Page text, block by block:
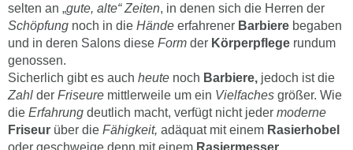
selten an „gute, alte“ Zeiten, in denen sich die Herren der
Schöpfung noch in die Hände erfahrener Barbiere begaben
und in deren Salons diese Form der Körperpflege rundum
genossen.
Sicherlich gibt es auch heute noch Barbiere, jedoch ist die
Zahl der Friseure mittlerweile um ein Vielfaches größer. Wie
die Erfahrung deutlich macht, verfügt nicht jeder moderne
Friseur über die Fähigkeit, adäquat mit einem Rasierhobel
oder geschweige denn mit einem Rasiermesser